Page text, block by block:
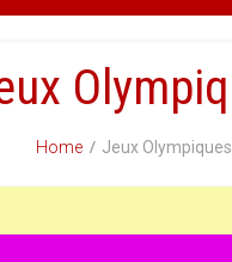
Home Jeux Olympiques